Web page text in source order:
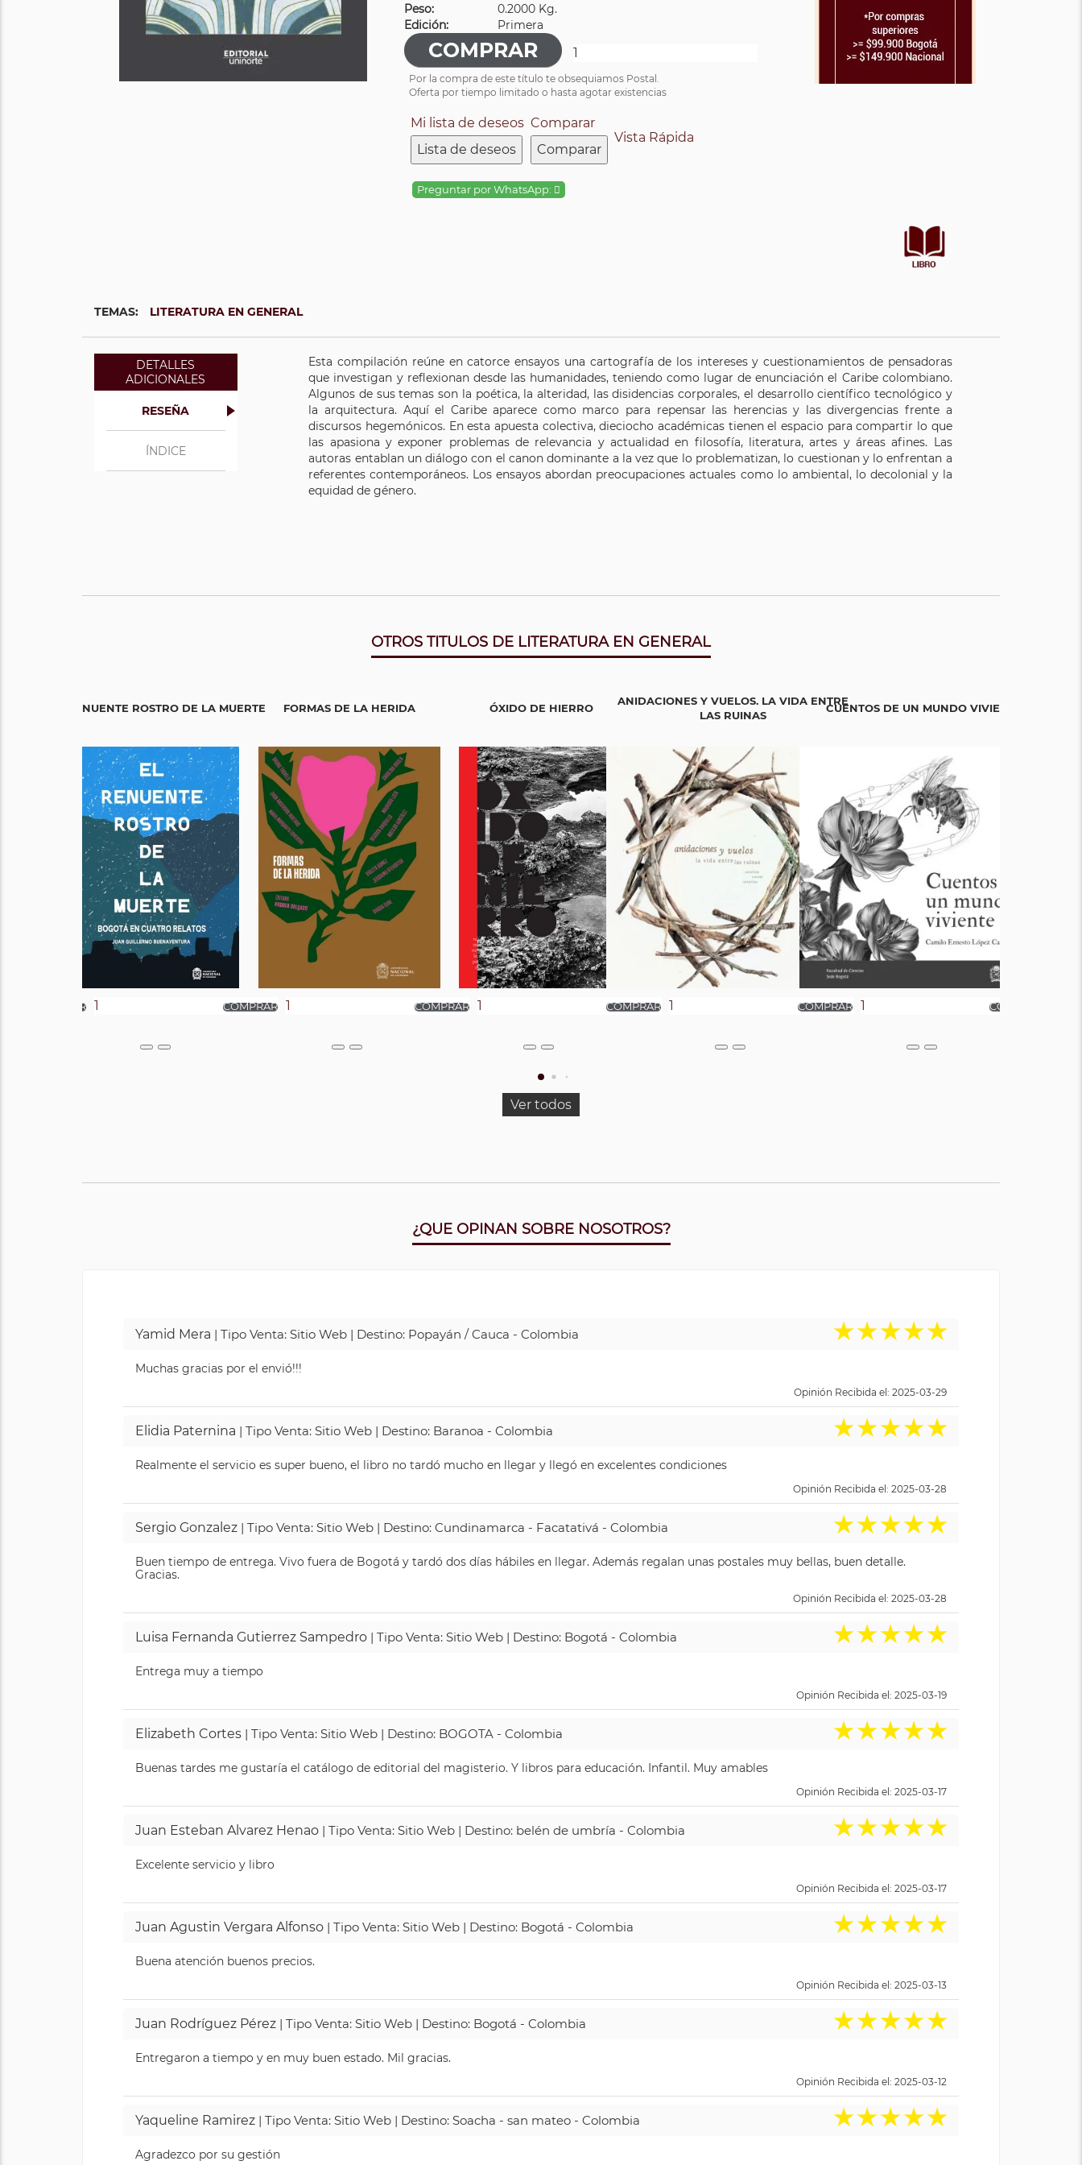
Peso:
0.2000 Kg.
Edición:
Primera
Por la compra de este título te obsequiamos Postal.
Oferta por tiempo limitado o hasta agotar existencias
Mi lista de deseos
Lista de deseos
Comparar
Comparar
Vista Rápida
Preguntar por WhatsApp:
TEMAS: LITERATURA EN GENERAL
DETALLES
ADICIONALES
RESEÑA
ÍNDICE
Esta compilación reúne en catorce ensayos una cartografía de los intereses y cuestionamientos de pensadoras
que investigan y reflexionan desde las humanidades, teniendo como lugar de enunciación el Caribe colombiano.
Algunos de sus temas son la poética, la alteridad, las disidencias corporales, el desarrollo científico tecnológico y
la arquitectura. Aquí el Caribe aparece como marco para repensar las herencias y las divergencias frente a
discursos hegemónicos. En esta apuesta colectiva, dieciocho académicas tienen el espacio para compartir lo que
las apasiona y exponer problemas de relevancia y actualidad en filosofía, literatura, artes y áreas afines. Las
autoras entablan un diálogo con el canon dominante a la vez que lo problematizan, lo cuestionan y lo enfrentan a
referentes contemporáneos. Los ensayos abordan preocupaciones actuales como lo ambiental, lo decolonial y la
equidad de género.
OTROS TITULOS DE LITERATURA EN GENERAL
EL RENUENTE ROSTRO DE LA MUERTE FORMAS DE LA HERIDA ÓXIDO DE HIERRO
ANIDACIONES Y VUELOS. LA VIDA ENTRE
LAS RUINAS
CUENTOS DE UN MUNDO VIVIENTE
Ver todos
¿QUE OPINAN SOBRE NOSOTROS?
Yamid Mera | Tipo Venta: Sitio Web | Destino: Popayán / Cauca - Colombia ★★★★★
Muchas gracias por el envió!!!
Opinión Recibida el: 2025-03-29
Elidia Paternina | Tipo Venta: Sitio Web | Destino: Baranoa - Colombia ★★★★★
Realmente el servicio es super bueno, el libro no tardó mucho en llegar y llegó en excelentes condiciones
Opinión Recibida el: 2025-03-28
Sergio Gonzalez | Tipo Venta: Sitio Web | Destino: Cundinamarca - Facatativá - Colombia ★★★★★
Buen tiempo de entrega. Vivo fuera de Bogotá y tardó dos días hábiles en llegar. Además regalan unas postales muy bellas, buen detalle.
Gracias.
Opinión Recibida el: 2025-03-28
Luisa Fernanda Gutierrez Sampedro | Tipo Venta: Sitio Web | Destino: Bogotá - Colombia ★★★★★
Entrega muy a tiempo
Opinión Recibida el: 2025-03-19
Elizabeth Cortes | Tipo Venta: Sitio Web | Destino: BOGOTA - Colombia ★★★★★
Buenas tardes me gustaría el catálogo de editorial del magisterio. Y libros para educación. Infantil. Muy amables
Opinión Recibida el: 2025-03-17
Juan Esteban Alvarez Henao | Tipo Venta: Sitio Web | Destino: belén de umbría - Colombia ★★★★★
Excelente servicio y libro
Opinión Recibida el: 2025-03-17
Juan Agustin Vergara Alfonso | Tipo Venta: Sitio Web | Destino: Bogotá - Colombia ★★★★★
Buena atención buenos precios.
Opinión Recibida el: 2025-03-13
Juan Rodríguez Pérez | Tipo Venta: Sitio Web | Destino: Bogotá - Colombia ★★★★★
Entregaron a tiempo y en muy buen estado. Mil gracias.
Opinión Recibida el: 2025-03-12
Yaqueline Ramirez | Tipo Venta: Sitio Web | Destino: Soacha - san mateo - Colombia ★★★★★
Agradezco por su gestión